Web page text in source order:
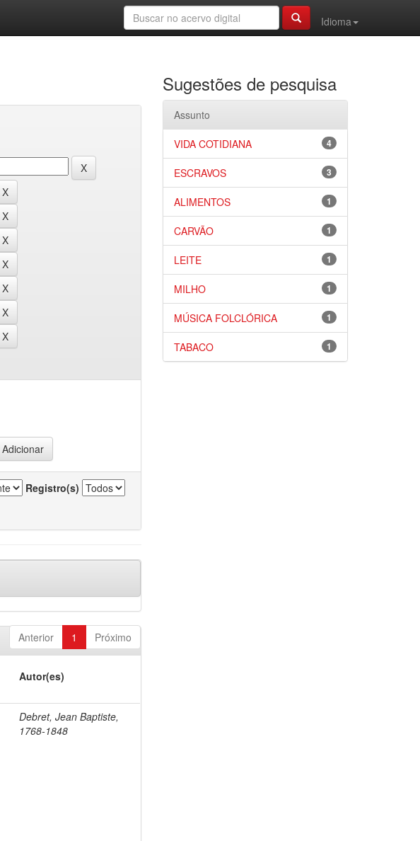
Idioma
Registro(s)
Anterior 1 Próximo
Autor(es)
Debret, Jean Baptiste,
1768-1848
Sugestões de pesquisa
Assunto
4
VIDA COTIDIANA
3
ESCRAVOS
1
ALIMENTOS
1
CARVÃO
1
LEITE
1
MILHO
1
MÚSICA FOLCLÓRICA
1
TABACO